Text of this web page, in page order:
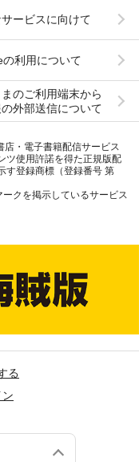
ービスに向けて
の利用について
のご利用端末から
外部送信について
店・電子書籍配信サービス
ツ使用許諾を得た正規版配
す登録商標（登録番号 第
クを掲示しているサービス
る